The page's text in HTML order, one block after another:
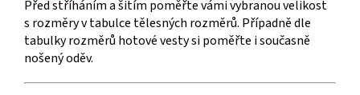
Před stříháním a šitím poměřte vámi vybranou velikost
s rozměry v tabulce tělesných rozměrů. Případně dle
tabulky rozměrů hotové vesty si poměřte i současně
nošený oděv.